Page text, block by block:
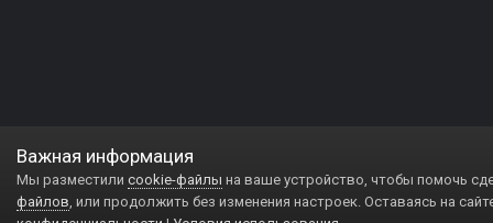
Важная информация
Мы разместили cookie-файлы на ваше устройство, чтобы помочь
файлов, или продолжить без изменения настроек. Оставаясь на